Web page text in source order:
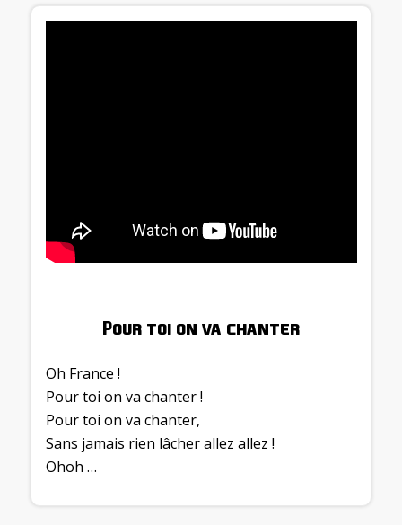
Pour toi on va chanter
Oh France !
Pour toi on va chanter !
Pour toi on va chanter,
Sans jamais rien lâcher allez allez !
Ohoh …